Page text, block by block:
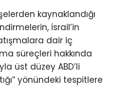
kaynaklandığı
İsrail’in
dair iç
süreçleri hakkında
üst düzey ABD’li
yönündeki tespitlere